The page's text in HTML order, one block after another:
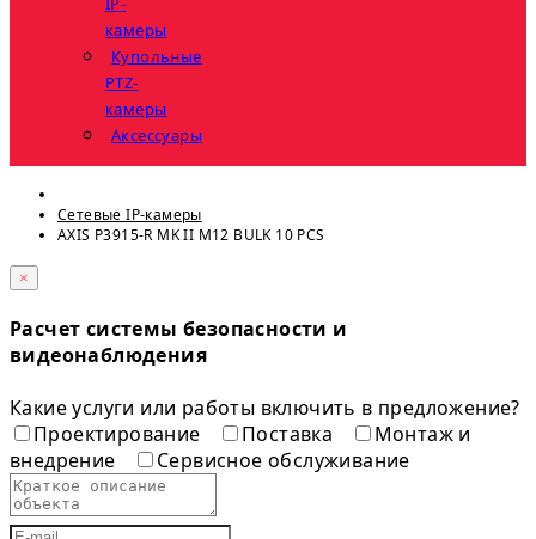
камеры
Купольные
PTZ-
камеры
Аксессуары
Сетевые IP-камеры
AXIS P3915-R MK II M12 BULK 10 PCS
×
Расчет системы безопасности и
видеонаблюдения
Какие услуги или работы включить в предложение?
Проектирование
Поставка
Монтаж и
внедрение
Сервисное обслуживание